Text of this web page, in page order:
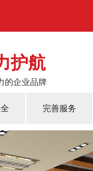
护航
的企业品牌
完善服务